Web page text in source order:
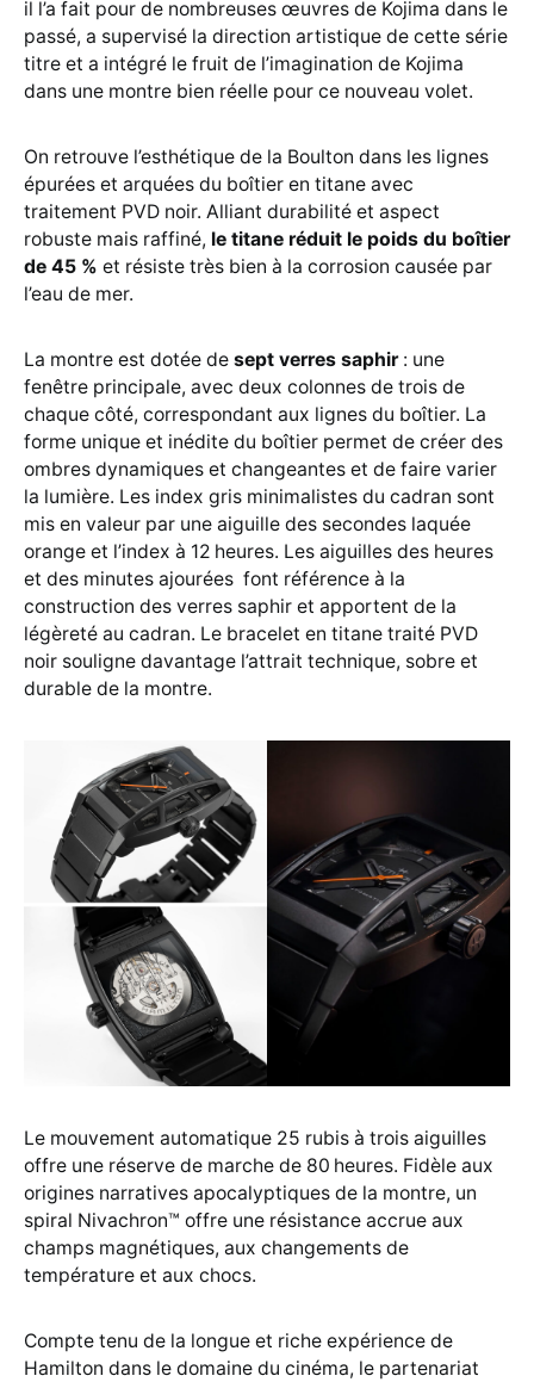
il l’a fait pour de nombreuses œuvres de Kojima dans le
passé, a supervisé la direction artistique de cette série
titre et a intégré le fruit de l’imagination de Kojima
dans une montre bien réelle pour ce nouveau volet.
On retrouve l’esthétique de la Boulton dans les lignes
épurées et arquées du boîtier en titane avec
traitement PVD noir. Alliant durabilité et aspect
robuste mais raffiné, le titane réduit le poids du boîtier
de 45 % et résiste très bien à la corrosion causée par
l’eau de mer.
La montre est dotée de sept verres saphir: une
fenêtre principale, avec deux colonnes de trois de
chaque côté, correspondant aux lignes du boîtier. La
forme unique et inédite du boîtier permet de créer des
ombres dynamiques et changeantes et de faire varier
la lumière. Les index gris minimalistes du cadran sont
mis en valeur par une aiguille des secondes laquée
orange et l’index à 12 heures. Les aiguilles des heures
et des minutes ajourées font référence à la
construction des verres saphir et apportent de la
légèreté au cadran. Le bracelet en titane traité PVD
noir souligne davantage l’attrait technique, sobre et
durable de la montre.
Le mouvement automatique 25 rubis à trois aiguilles
offre une réserve de marche de 80 heures. Fidèle aux
origines narratives apocalyptiques de la montre, un
spiral Nivachron™ offre une résistance accrue aux
champs magnétiques, aux changements de
température et aux chocs.
Compte tenu de la longue et riche expérience de
Hamilton dans le domaine du cinéma, le partenariat